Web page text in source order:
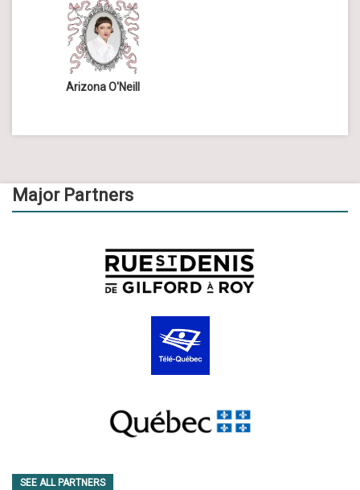
Arizona O'Neill
Major Partners
SEE ALL PARTNERS